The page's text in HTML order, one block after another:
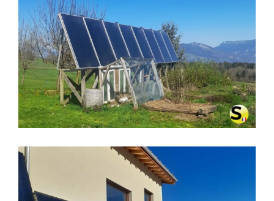
CHAUFFAGE SOLAIRE À MIRIBEL-
LÈS-ÉCHELLES (38380)